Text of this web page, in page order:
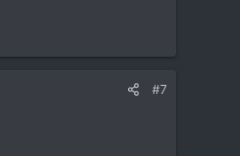
#7